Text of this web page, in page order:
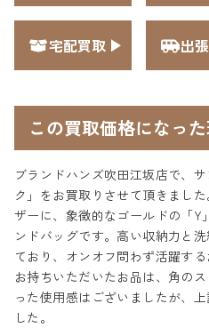
宅配買取 出
この買取価格になっ
ブランドハンズ吹田江坂店で、
ク」をお買取りさせて頂きまし
ザーに、象徴的なゴールドの「Y
ンドバッグです。高い収納力と
ており、オンオフ問わず活躍す
お持ちいただいたお品は、角の
った使用感はございましたが、
した。